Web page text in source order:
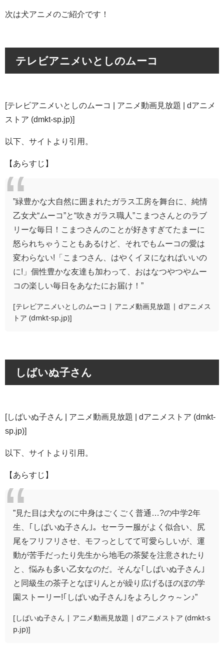
次は犬アニメのご紹介です！
テレビアニメいとしのムーコ
[テレビアニメいとしのムーコ | アニメ動画見放題 | dアニメ
ストア (dmkt-sp.jp)]
以下、サイトより引用。
【あらすじ】
”緑豊かな大自然に囲まれたガラス工房を舞台に、純情
乙女犬“ムーコ”と“吹きガラス職人”こまつさんとのラブ
リーな毎日！こまつさんのことが好きすぎてたまーに
怒られちゃうこともあるけど、それでもムーコの愛は
変わらない!「こまつさん、はやくイヌになればいいの
に!」個性豊かな友達も加わって、おはなつやつやムー
コの楽しい毎日をあなたにお届け！”
[テレビアニメいとしのムーコ | アニメ動画見放題 | dアニメス
トア (dmkt-sp.jp)]
しばいぬ子さん
[しばいぬ子さん | アニメ動画見放題 | dアニメストア (dmkt-
sp.jp)]
以下、サイトより引用。
【あらすじ】
”見た目は犬なのに中身はごくごく普通…?の中学2年
生、｢しばいぬ子さん｣。セーラー服がよく似合い、尻
尾をフリフリさせ、モフっとしてて可愛らしいが、運
動が苦手だったり先生から地毛の茶髪を注意されたり
と、悩みも多い乙女なのだ。そんな｢しばいぬ子さん｣
と同級生の茶子となぽりんとが繰り広げるほのぼの学
園ストーリー!｢しばいぬ子さん｣をよろしクゥ～ン♪”
[しばいぬ子さん | アニメ動画見放題 | dアニメストア (dmkt-s
p.jp)]